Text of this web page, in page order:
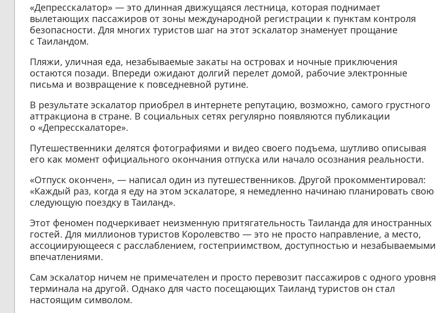
«Депресскалатор» — это длинная движущаяся лестница, которая поднимает
вылетающих пассажиров от зоны международной регистрации к пунктам контроля
безопасности. Для многих туристов шаг на этот эскалатор знаменует прощание
с Таиландом.
Пляжи, уличная еда, незабываемые закаты на островах и ночные приключения
остаются позади. Впереди ожидают долгий перелет домой, рабочие электронные
письма и возвращение к повседневной рутине.
В результате эскалатор приобрел в интернете репутацию, возможно, самого грустного
аттракциона в стране. В социальных сетях регулярно появляются публикации
о «Депресскалаторе».
Путешественники делятся фотографиями и видео своего подъема, шутливо описывая
его как момент официального окончания отпуска или начало осознания реальности.
«Отпуск окончен», — написал один из путешественников. Другой прокомментировал:
«Каждый раз, когда я еду на этом эскалаторе, я немедленно начинаю планировать свою
следующую поездку в Таиланд».
Этот феномен подчеркивает неизменную притягательность Таиланда для иностранных
гостей. Для миллионов туристов Королевство — это не просто направление, а место,
ассоциирующееся с расслаблением, гостеприимством, доступностью и незабываемыми
впечатлениями.
Сам эскалатор ничем не примечателен и просто перевозит пассажиров с одного уровня
терминала на другой. Однако для часто посещающих Таиланд туристов он стал
настоящим символом.